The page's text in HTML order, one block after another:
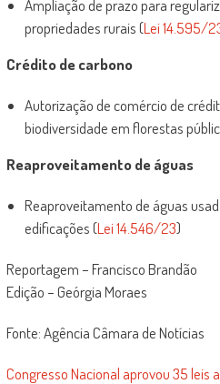
Ampliação de prazo para
propriedades rurais (Lei 14.595/
Crédito de carbono
Autorização de comércio de
biodiversidade em florestas
Reaproveitamento de águas
Reaproveitamento de águas
edificações (Lei 14.546/23)
Reportagem – Francisco Brandão
Edição – Geórgia Moraes
Fonte: Agência Câmara de Notícias
Congresso Nacional aprovou 35 leis